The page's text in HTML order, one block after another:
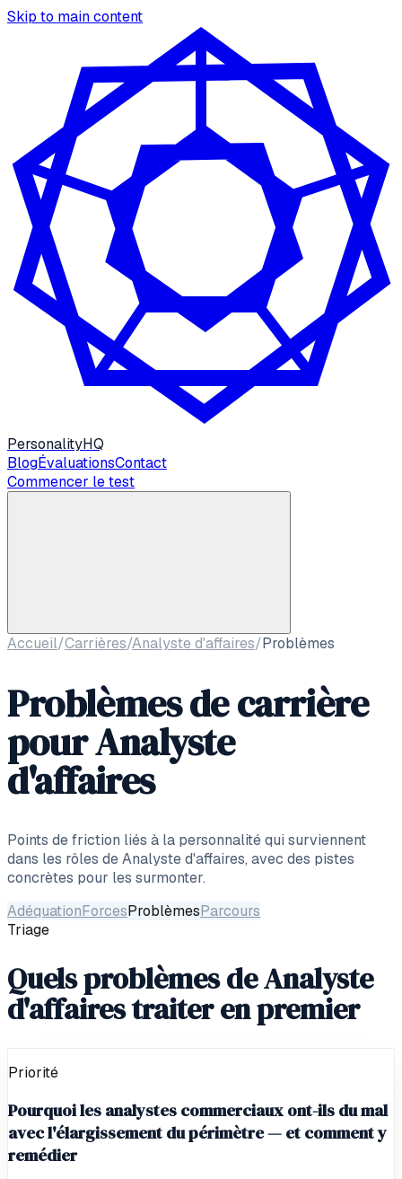
Skip to main content
PersonalityHQ
BlogÉvaluationsContact
Commencer le test
Accueil/Carrières/Analyste d'affaires/Problèmes
Problèmes de carrière
pourAnalyste
d'affaires
Points de friction liés à la personnalité qui surviennent
dans les rôles deAnalyste d'affaires, avec des pistes
concrètes pour les surmonter.
AdéquationForcesProblèmesParcours
Triage
Quels problèmes de Analyste
d'affaires traiter en premier
Priorité
Pourquoi les analystes commerciaux ont-ils du mal
avec l'élargissement du périmètre — et comment y
remédier